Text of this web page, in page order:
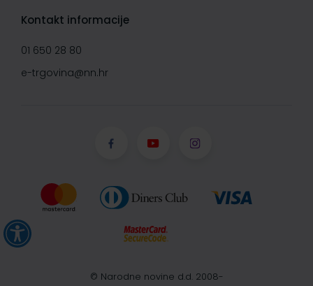
Kontakt informacije
01 650 28 80
e-trgovina@nn.hr
© Narodne novine d.d. 2008-